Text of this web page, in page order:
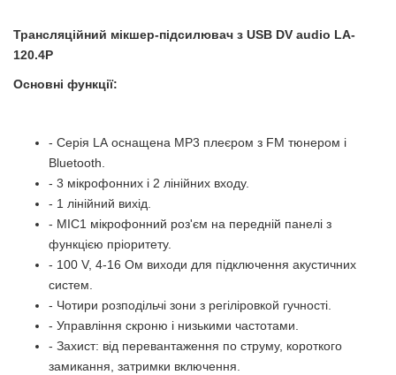
Трансляційний мікшер-підсилювач з USB DV audio LA-
120.4P
Основні функції:
- Серія LА оснащена MP3 плеєром з FM тюнером і
Bluetooth.
- 3 мікрофонних і 2 лінійних входу.
- 1 лінійний вихід.
- MIC1 мікрофонний роз'єм на передній панелі з
функцією пріоритету.
- 100 V, 4-16 Ом виходи для підключення акустичних
систем.
- Чотири розподільчі зони з регіліровкой гучності.
- Управління скроню і низькими частотами.
- Захист: від перевантаження по струму, короткого
замикання, затримки включення.